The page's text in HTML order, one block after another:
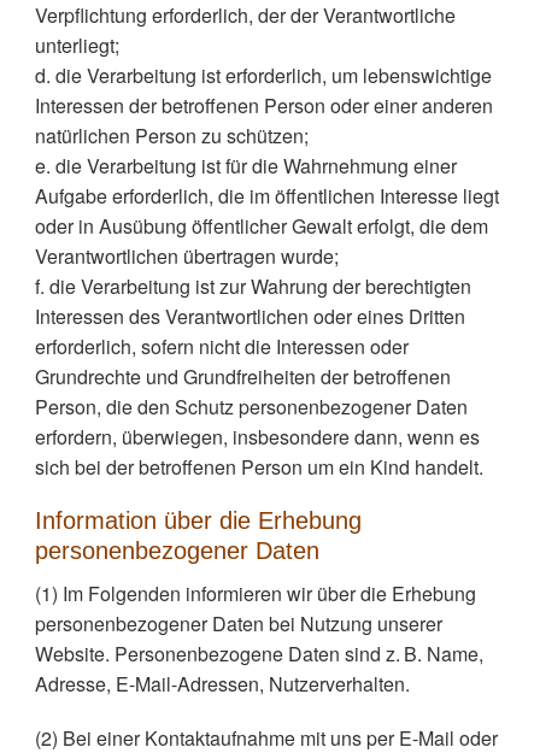
Verpflichtung erforderlich, der der Verantwortliche
unterliegt;
d. die Verarbeitung ist erforderlich, um lebenswichtige
Interessen der betroffenen Person oder einer anderen
natürlichen Person zu schützen;
e. die Verarbeitung ist für die Wahrnehmung einer
Aufgabe erforderlich, die im öffentlichen Interesse liegt
oder in Ausübung öffentlicher Gewalt erfolgt, die dem
Verantwortlichen übertragen wurde;
f. die Verarbeitung ist zur Wahrung der berechtigten
Interessen des Verantwortlichen oder eines Dritten
erforderlich, sofern nicht die Interessen oder
Grundrechte und Grundfreiheiten der betroffenen
Person, die den Schutz personenbezogener Daten
erfordern, überwiegen, insbesondere dann, wenn es
sich bei der betroffenen Person um ein Kind handelt.
Information über die Erhebung
personenbezogener Daten
(1) Im Folgenden informieren wir über die Erhebung
personenbezogener Daten bei Nutzung unserer
Website. Personenbezogene Daten sind z. B. Name,
Adresse, E-Mail-Adressen, Nutzerverhalten.
(2) Bei einer Kontaktaufnahme mit uns per E-Mail oder